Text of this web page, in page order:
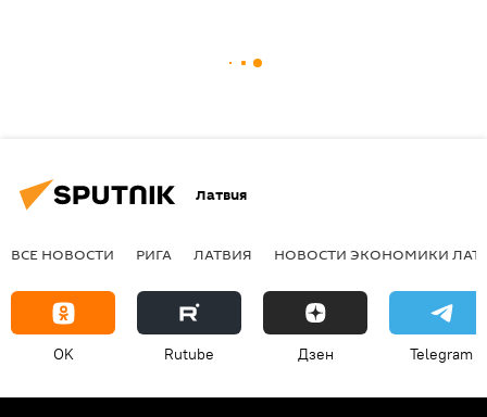
Латвия
ВСЕ НОВОСТИ РИГА ЛАТВИЯ НОВОСТИ ЭКОНОМИКИ
OK Rutube Дзен Telegram